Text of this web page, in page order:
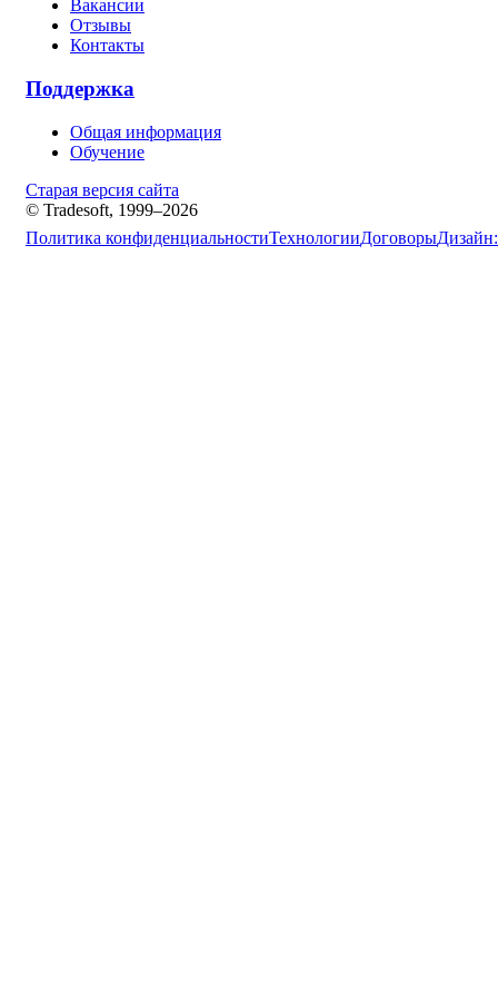
Вакансии
Отзывы
Контакты
Поддержка
Общая информация
Обучение
Старая версия сайта
© Tradesoft, 1999–2026
Политика конфиденциальностиТехнологииДоговорыДизайн: